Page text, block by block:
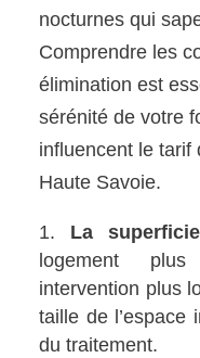
nocturnes qui
Comprendre les
élimination est
sérénité de votre
influencent le tarif
Haute Savoie.
La
logement
intervention plus
taille de l’espace
du traitement.